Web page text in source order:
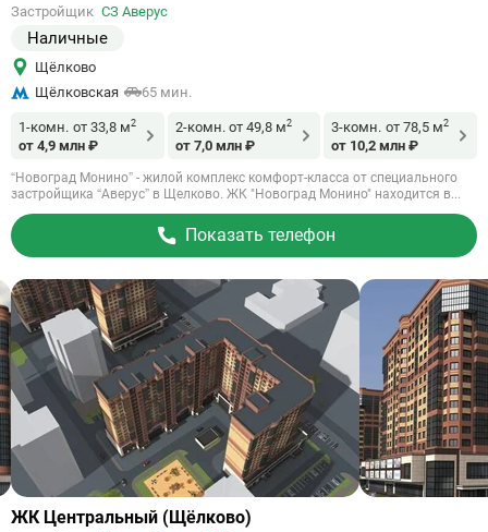
объект
Застройщик СЗ Аверус
Наличные
Щёлково
Щёлковская
65 мин.
1-комн. от 33,8 м2
от 4,9 млн ₽
2-комн. от 49,8 м2
от 7,0 млн ₽
3-комн. от 78,5 м2
от 10,2 млн ₽
“Новоград Монино” - жилой комплекс комфорт-класса от специального
застройщика “Аверус” в Щелково. ЖК "Новоград Монино" находится в...
Показать телефон
Ссылка
ЖК Центральный (Щёлково)